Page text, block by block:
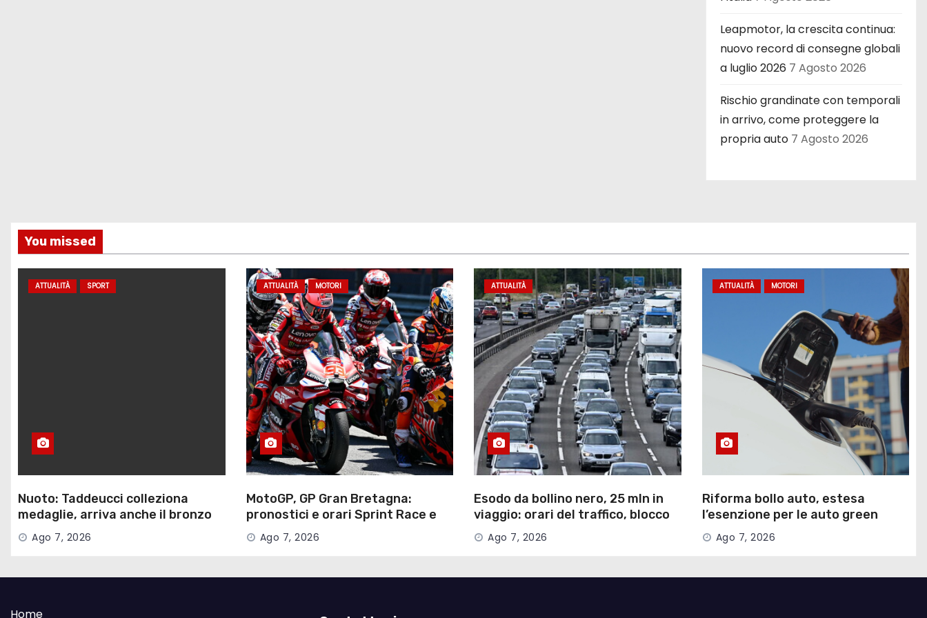
Leapmotor, la crescita continua:
nuovo record di consegne globali
a luglio 2026 7 Agosto 2026
Rischio grandinate con temporali
in arrivo, come proteggere la
propria auto 7 Agosto 2026
You missed
ATTUALITÀ SPORT
Nuoto: Taddeucci colleziona
medaglie, arriva anche il bronzo
nella 3 km sprint
Ago 7, 2026
ATTUALITÀ MOTORI
MotoGP, GP Gran Bretagna:
pronostici e orari Sprint Race e
gara, dove vederle in TV
Ago 7, 2026
ATTUALITÀ
Esodo da bollino nero, 25 mln in
viaggio: orari del traffico, blocco
camion e nuovi Tutor
Ago 7, 2026
ATTUALITÀ MOTORI
Riforma bollo auto, estesa
l’esenzione per le auto green
Ago 7, 2026
Home